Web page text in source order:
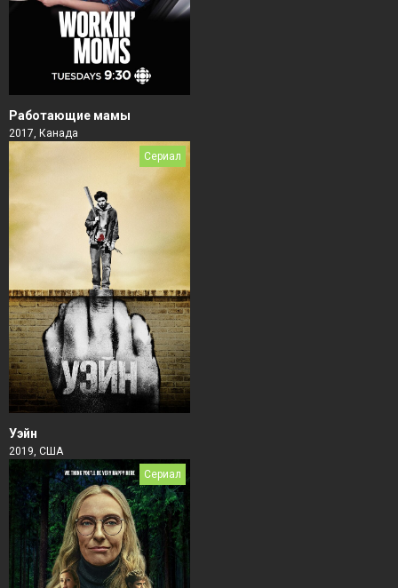
Работающие мамы
2017, Канада
Сериал
Уэйн
2019, США
Сериал